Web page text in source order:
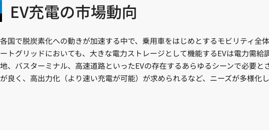
EV充電の市場動向
各国で脱炭素化への動きが加速する中で、乗用車をはじめとするモビリティ
ートグリッドにおいても、大きな電力ストレージとして機能するEVは電力需
地、バスターミナル、高速道路といったEVの存在するあらゆるシーンで必要
が良く、高出力化（より速い充電が可能）が求められるなど、ニーズが多様化し